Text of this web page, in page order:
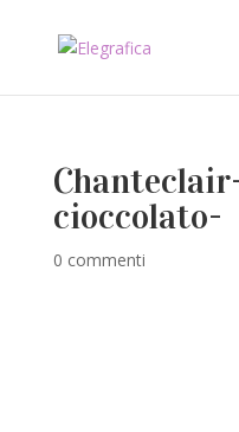
cioccolato-
0 commenti